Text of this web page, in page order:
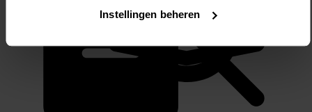
Instellingen beheren